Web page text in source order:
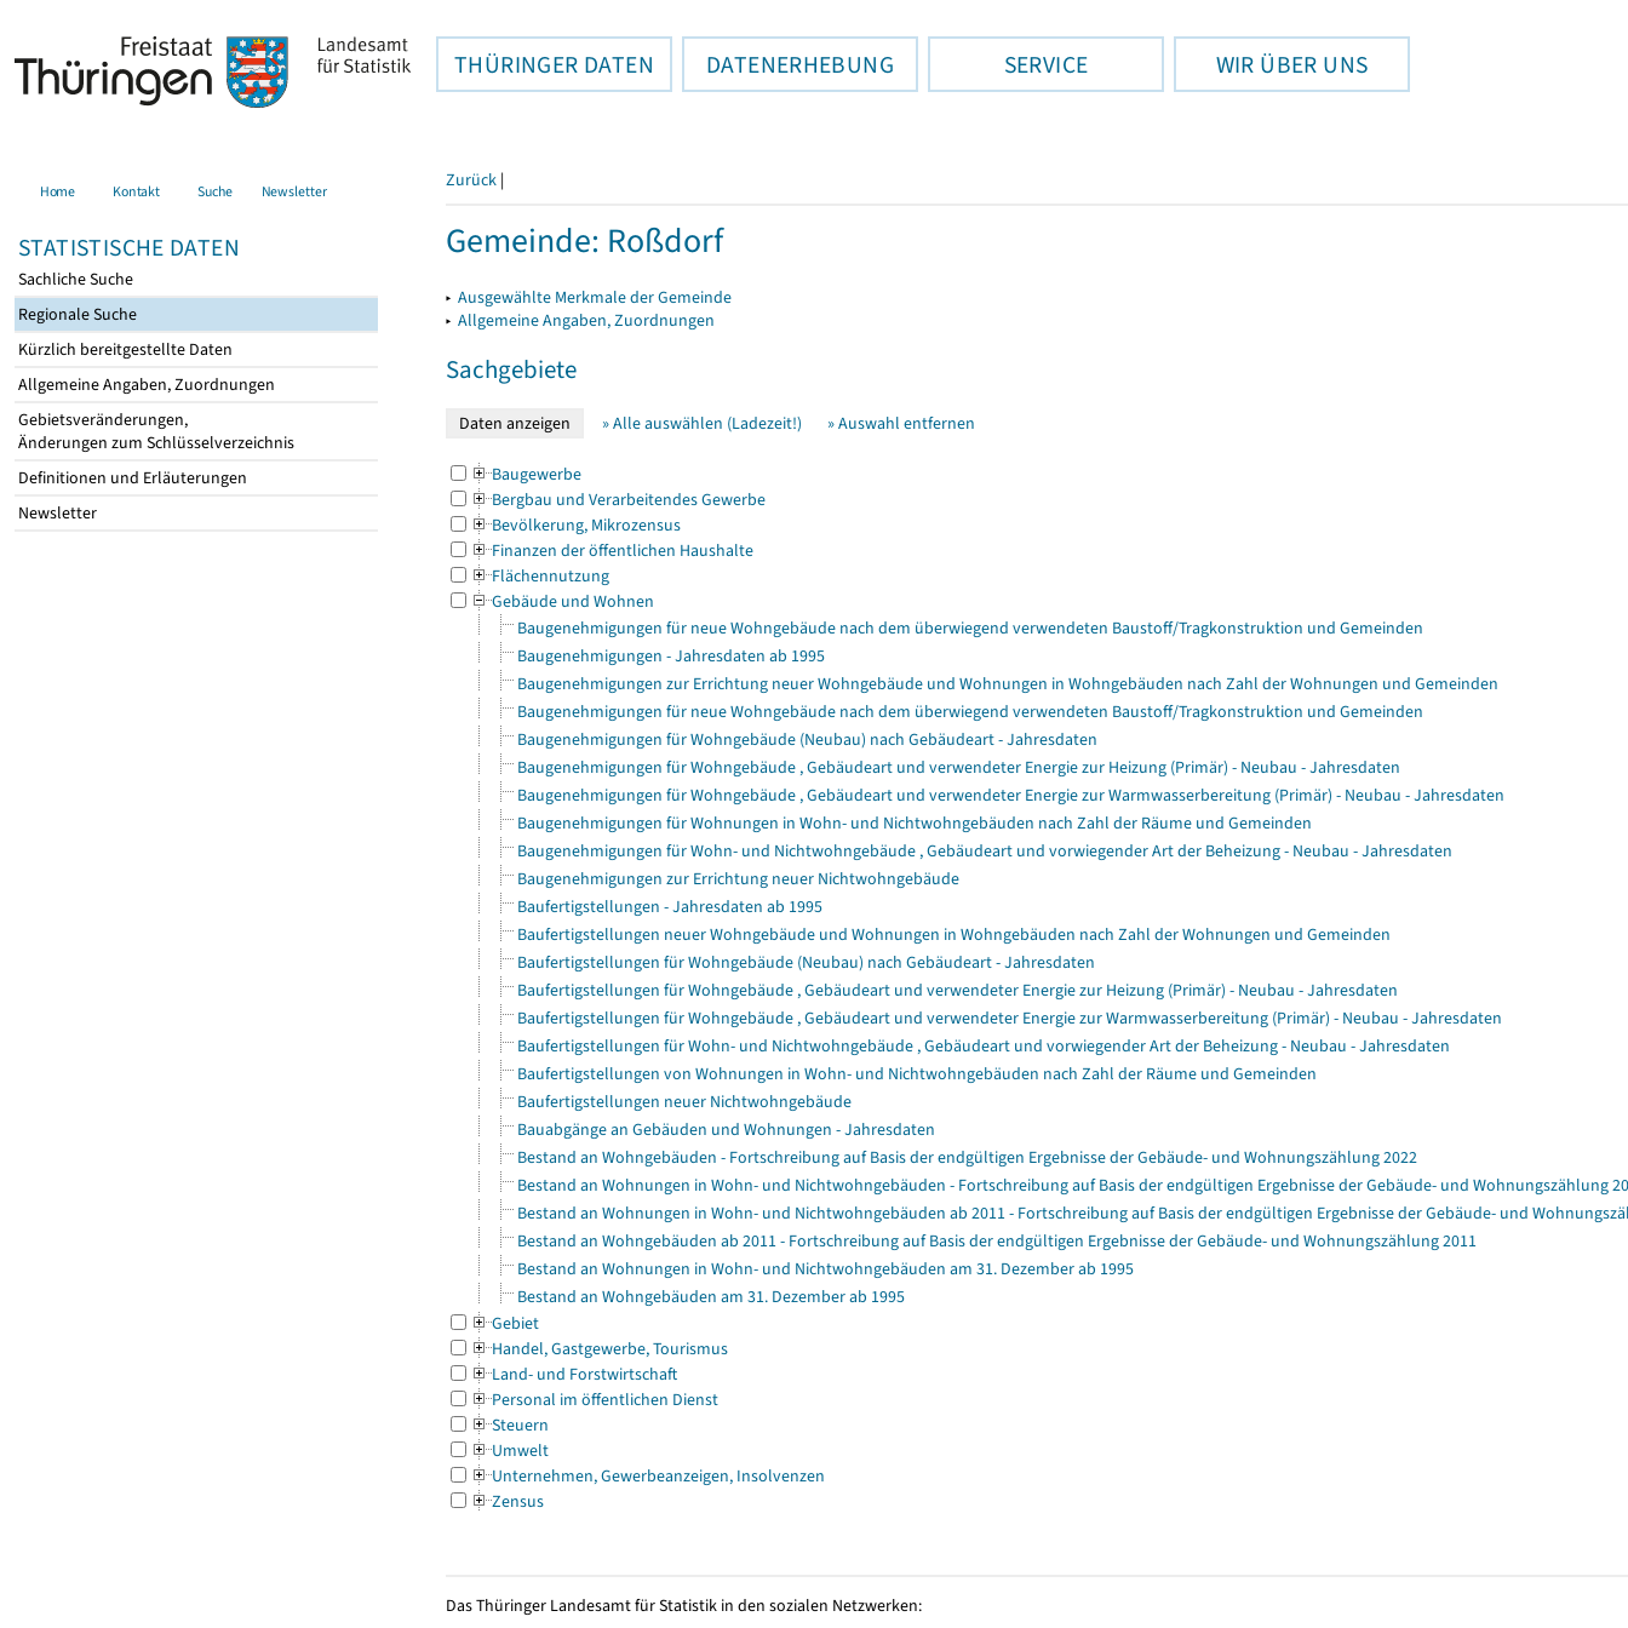
THÜRINGER DATEN DATENERHEBUNG SERVICE WIR ÜBER UNS
Home Kontakt Suche Newsletter
STATISTISCHE DATEN
Sachliche Suche
Regionale Suche
Kürzlich bereitgestellte Daten
Allgemeine Angaben, Zuordnungen
Gebietsveränderungen,
Änderungen zum Schlüsselverzeichnis
Definitionen und Erläuterungen
Newsletter
Zurück |
Gemeinde: Roßdorf
▸ Ausgewählte Merkmale der Gemeinde
▸ Allgemeine Angaben, Zuordnungen
Sachgebiete
» Alle auswählen (Ladezeit!) » Auswahl entfernen
Baugewerbe
Bergbau und Verarbeitendes Gewerbe
Bevölkerung, Mikrozensus
Finanzen der öffentlichen Haushalte
Flächennutzung
Gebäude und Wohnen
Baugenehmigungen für neue Wohngebäude nach dem überwiegend verwendeten Baustoff/Tragkonstruktion und Gemeinden
Baugenehmigungen - Jahresdaten ab 1995
Baugenehmigungen zur Errichtung neuer Wohngebäude und Wohnungen in Wohngebäuden nach Zahl der Wohnungen und Gemeinden
Baugenehmigungen für neue Wohngebäude nach dem überwiegend verwendeten Baustoff/Tragkonstruktion und Gemeinden
Baugenehmigungen für Wohngebäude (Neubau) nach Gebäudeart - Jahresdaten
Baugenehmigungen für Wohngebäude , Gebäudeart und verwendeter Energie zur Heizung (Primär) - Neubau - Jahresdaten
Baugenehmigungen für Wohngebäude , Gebäudeart und verwendeter Energie zur Warmwasserbereitung (Primär) - Neubau - Jahresdaten
Baugenehmigungen für Wohnungen in Wohn- und Nichtwohngebäuden nach Zahl der Räume und Gemeinden
Baugenehmigungen für Wohn- und Nichtwohngebäude , Gebäudeart und vorwiegender Art der Beheizung - Neubau - Jahresdaten
Baugenehmigungen zur Errichtung neuer Nichtwohngebäude
Baufertigstellungen - Jahresdaten ab 1995
Baufertigstellungen neuer Wohngebäude und Wohnungen in Wohngebäuden nach Zahl der Wohnungen und Gemeinden
Baufertigstellungen für Wohngebäude (Neubau) nach Gebäudeart - Jahresdaten
Baufertigstellungen für Wohngebäude , Gebäudeart und verwendeter Energie zur Heizung (Primär) - Neubau - Jahresdaten
Baufertigstellungen für Wohngebäude , Gebäudeart und verwendeter Energie zur Warmwasserbereitung (Primär) - Neubau - Jahresdaten
Baufertigstellungen für Wohn- und Nichtwohngebäude , Gebäudeart und vorwiegender Art der Beheizung - Neubau - Jahresdaten
Baufertigstellungen von Wohnungen in Wohn- und Nichtwohngebäuden nach Zahl der Räume und Gemeinden
Baufertigstellungen neuer Nichtwohngebäude
Bauabgänge an Gebäuden und Wohnungen - Jahresdaten
Bestand an Wohngebäuden - Fortschreibung auf Basis der endgültigen Ergebnisse der Gebäude- und Wohnungszählung 2022
Bestand an Wohnungen in Wohn- und Nichtwohngebäuden - Fortschreibung auf Basis der endgültigen Ergebnisse der Gebäude- und Wohnungszählung
Bestand an Wohnungen in Wohn- und Nichtwohngebäuden ab 2011 - Fortschreibung auf Basis der endgültigen Ergebnisse der Gebäude- und
Bestand an Wohngebäuden ab 2011 - Fortschreibung auf Basis der endgültigen Ergebnisse der Gebäude- und Wohnungszählung 2011
Bestand an Wohnungen in Wohn- und Nichtwohngebäuden am 31. Dezember ab 1995
Bestand an Wohngebäuden am 31. Dezember ab 1995
Gebiet
Handel, Gastgewerbe, Tourismus
Land- und Forstwirtschaft
Personal im öffentlichen Dienst
Steuern
Umwelt
Unternehmen, Gewerbeanzeigen, Insolvenzen
Zensus
Das Thüringer Landesamt für Statistik in den sozialen Netzwerken: